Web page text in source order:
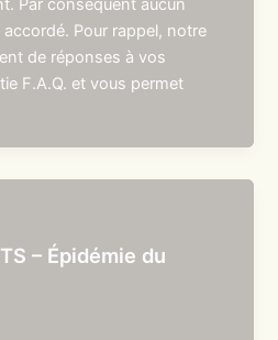
Par conséquent aucun
Pour rappel, notre
de réponses à vos
F.A.Q. et vous permet
– Épidémie du